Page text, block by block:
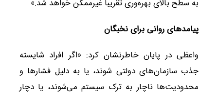
به سطح بالای بهره‌وری تقریباً غیرممکن خواهد شد.»
پیامدهای روانی برای نخبگان
واعظی در پایان خاطرنشان کرد: «اگر افراد شایسته
جذب سازمان‌های دولتی شوند، یا به دلیل فشارها و
محدودیت‌ها ناچار به ترک سیستم می‌شوند، یا دچار